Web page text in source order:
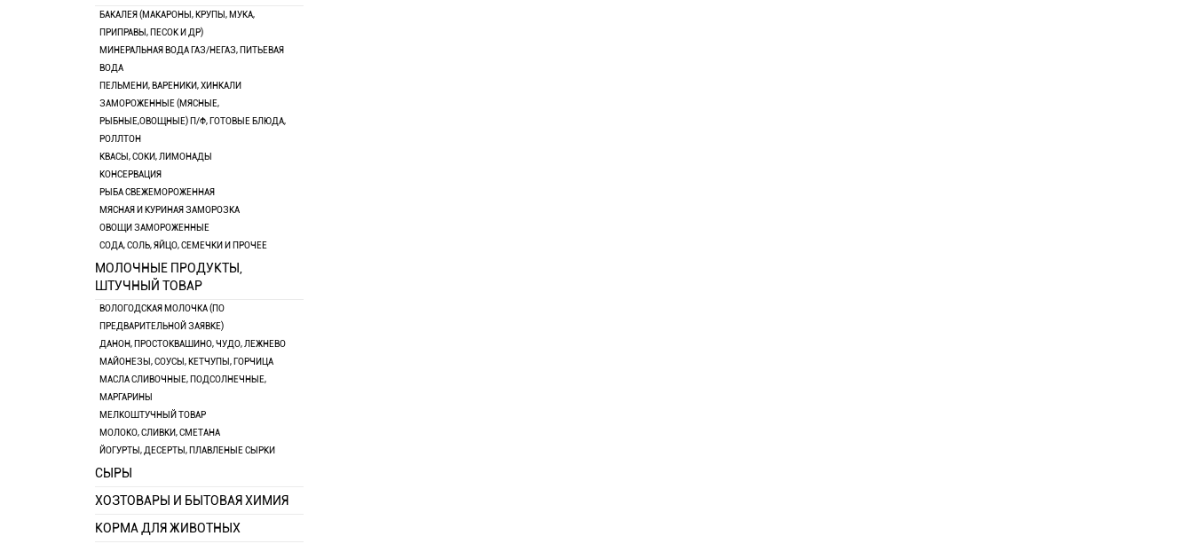
БАКАЛЕЯ (МАКАРОНЫ, КРУПЫ, МУКА,
ПРИПРАВЫ, ПЕСОК И ДР)
МИНЕРАЛЬНАЯ ВОДА ГАЗ/НЕГАЗ, ПИТЬЕВАЯ
ВОДА
ПЕЛЬМЕНИ, ВАРЕНИКИ, ХИНКАЛИ
ЗАМОРОЖЕННЫЕ (МЯСНЫЕ,
РЫБНЫЕ,ОВОЩНЫЕ) П/Ф, ГОТОВЫЕ БЛЮДА,
РОЛЛТОН
КВАСЫ, СОКИ, ЛИМОНАДЫ
КОНСЕРВАЦИЯ
РЫБА СВЕЖЕМОРОЖЕННАЯ
МЯСНАЯ И КУРИНАЯ ЗАМОРОЗКА
ОВОЩИ ЗАМОРОЖЕННЫЕ
СОДА, СОЛЬ, ЯЙЦО, СЕМЕЧКИ И ПРОЧЕЕ
МОЛОЧНЫЕ ПРОДУКТЫ,
ШТУЧНЫЙ ТОВАР
ВОЛОГОДСКАЯ МОЛОЧКА (ПО
ПРЕДВАРИТЕЛЬНОЙ ЗАЯВКЕ)
ДАНОН, ПРОСТОКВАШИНО, ЧУДО, ЛЕЖНЕВО
МАЙОНЕЗЫ, СОУСЫ, КЕТЧУПЫ, ГОРЧИЦА
МАСЛА СЛИВОЧНЫЕ, ПОДСОЛНЕЧНЫЕ,
МАРГАРИНЫ
МЕЛКОШТУЧНЫЙ ТОВАР
МОЛОКО, СЛИВКИ, СМЕТАНА
ЙОГУРТЫ, ДЕСЕРТЫ, ПЛАВЛЕНЫЕ СЫРКИ
СЫРЫ
ХОЗТОВАРЫ И БЫТОВАЯ ХИМИЯ
КОРМА ДЛЯ ЖИВОТНЫХ